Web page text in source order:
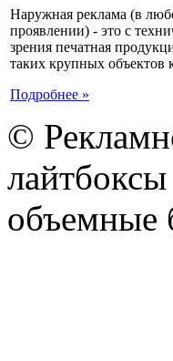
Наружная реклама (в
проявлении) - это с
зрения печатная
таких крупных объектов
Подробнее »
©
объемные